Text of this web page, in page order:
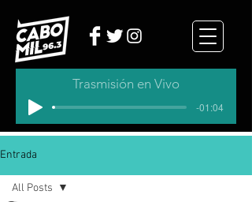
Trasmisión en Vivo
-01:04
Entrada
All Posts